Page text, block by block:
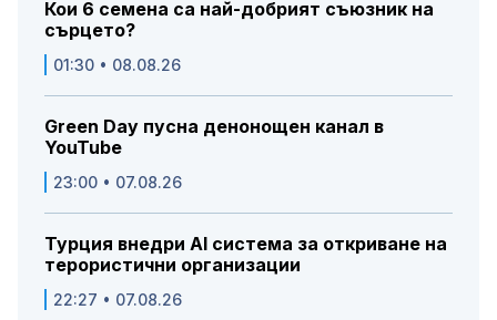
Кои 6 семена са най-добрият съюзник на
сърцето?
01:30 • 08.08.26
Green Day пусна денонощен канал в
YouTube
23:00 • 07.08.26
Турция внедри AI система за откриване на
терористични организации
22:27 • 07.08.26